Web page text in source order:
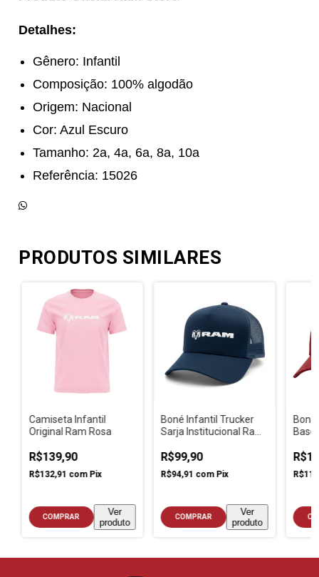
Detalhes:
Gênero: Infantil
Composição: 100% algodão
Origem: Nacional
Cor: Azul Escuro
Tamanho: 2a, 4a, 6a, 8a, 10a
Referência: 15026
PRODUTOS SIMILARES
Camiseta Infantil
Original Ram Rosa
R$139,90
R$132,91 com Pix
COMPRAR
Ver
produto
Boné Infantil Trucker
Sarja Institucional Ram
R$99,90
R$94,91 com Pix
COMPRAR
Ver
produto